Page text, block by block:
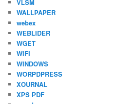
VLSM
WALLPAPER
webex
WEBLIDER
WGET
WIFI
WINDOWS
WORPDPRESS
XOURNAL
XPS PDF